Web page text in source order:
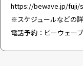
https://bewave.jp/fuji/
※スケジュールなどの
電話予約：ビーウェー